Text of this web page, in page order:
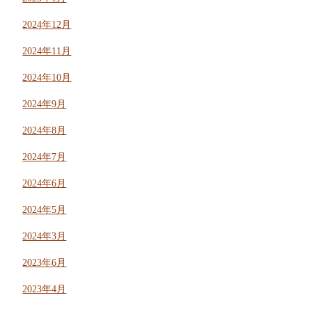
2024年12月
2024年11月
2024年10月
2024年9月
2024年8月
2024年7月
2024年6月
2024年5月
2024年3月
2023年6月
2023年4月